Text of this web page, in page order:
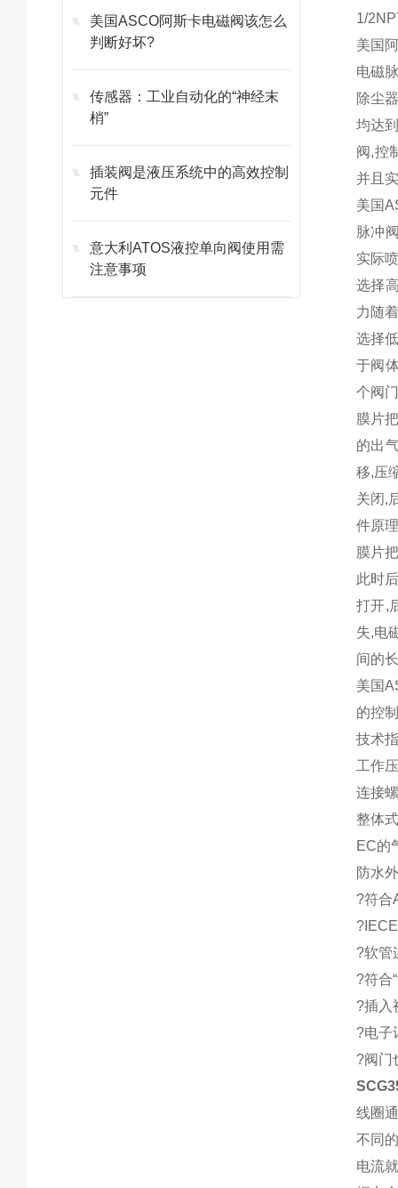
美国ASCO阿斯卡电磁阀该怎么
判断好坏?
传感器：工业自动化的“神经末
梢”
插装阀是液压系统中的高效控制
元件
意大利ATOS液控单向阀使用需
注意事项
1/
美国
电磁
除尘
均达
阀,控
并且
美国
脉冲
实际
选择
力随
选择
于阀
个阀
膜片
的出
移,压
关闭,
件原
膜片
此时
打开,
失,电
间的
美国
的控
技术
工作
连接
整体
EC的
防水
?符合
?软管
?符合
?插入
?电子
?阀门
线圈
不同
电流